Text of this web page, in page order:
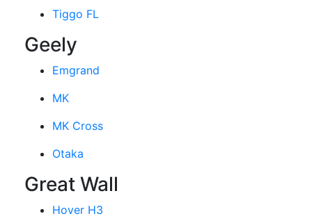
Tiggo FL
Geely
Emgrand
MK
MK Cross
Otaka
Great Wall
Hover H3